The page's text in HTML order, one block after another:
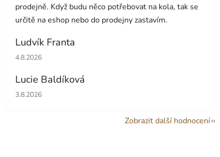
prodejně. Když budu něco potřebovat na kola, tak se
určitě na eshop nebo do prodejny zastavím.
Ludvík Franta
Hodnocení obchodu je 5 z 5 hvězdiček.
4.8.2026
Lucie Baldíková
Hodnocení obchodu je 5 z 5 hvězdiček.
3.8.2026
Zobrazit další hodnocení